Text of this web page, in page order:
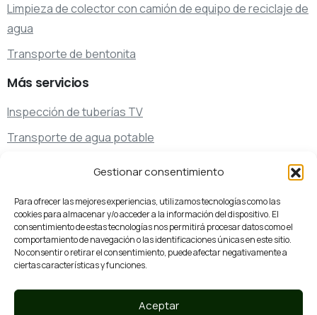
Gestionar consentimiento
Para ofrecer las mejores experiencias, utilizamos tecnologías como las
cookies para almacenar y/o acceder a la información del dispositivo. El
consentimiento de estas tecnologías nos permitirá procesar datos como el
comportamiento de navegación o las identificaciones únicas en este sitio.
No consentir o retirar el consentimiento, puede afectar negativamente a
ciertas características y funciones.
Aceptar
Limpieza de colector con camión de equipo de reciclaje de
agua
Transporte de bentonita
Más servicios
Inspección de tuberías TV
Transporte de agua potable
¿Hablamos?
93 761 07 44